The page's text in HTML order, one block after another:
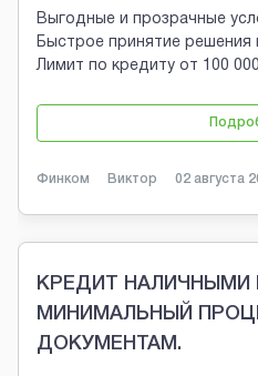
Выгодные и прозрачные
Быстрое принятие решения
Лимит по кредиту от 100
Финком Виктор 02 августа
КРЕДИТ НАЛИЧНЫМИ
МИНИМАЛЬНЫЙ
ДОКУМЕНТАМ.